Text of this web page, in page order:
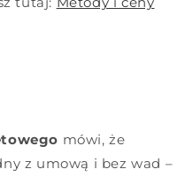
mówi, że
z umową i bez wad –